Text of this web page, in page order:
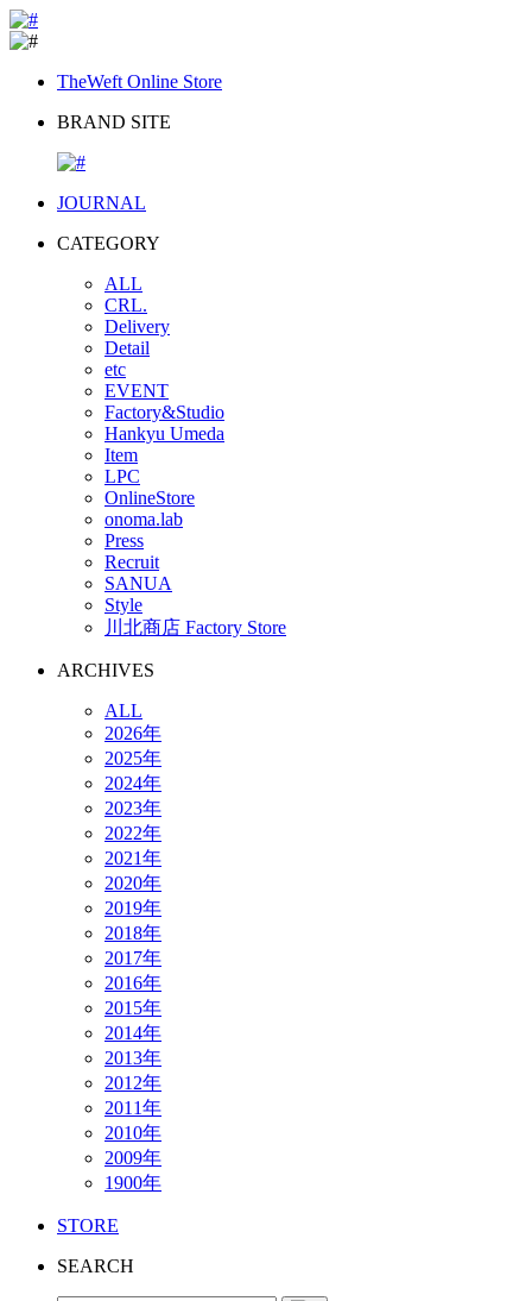
TheWeft Online Store
BRAND SITE
JOURNAL
CATEGORY
ALL
CRL.
Delivery
Detail
etc
EVENT
Factory&Studio
Hankyu Umeda
Item
LPC
OnlineStore
onoma.lab
Press
Recruit
SANUA
Style
川北商店 Factory Store
ARCHIVES
ALL
2026年
2025年
2024年
2023年
2022年
2021年
2020年
2019年
2018年
2017年
2016年
2015年
2014年
2013年
2012年
2011年
2010年
2009年
1900年
STORE
SEARCH